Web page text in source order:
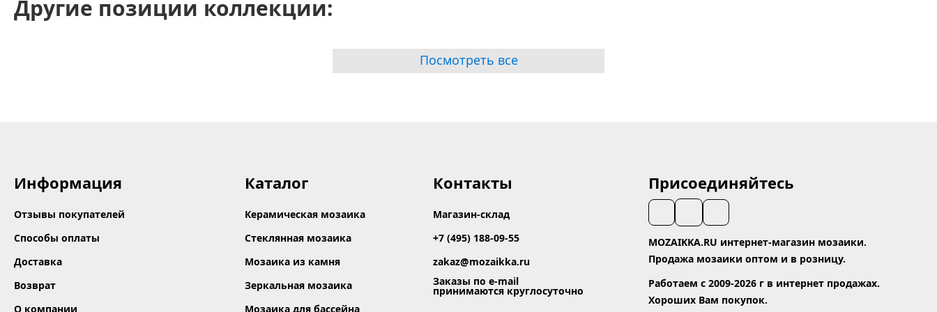
Другие позиции коллекции:
Посмотреть все
Информация
Отзывы покупателей
Способы оплаты
Доставка
Возврат
О компании
Каталог
Керамическая мозаика
Стеклянная мозаика
Мозаика из камня
Зеркальная мозаика
Мозаика для бассейна
Контакты
Магазин-склад
+7 (495) 188-09-55
zakaz@mozaikka.ru
Заказы по e-mail
принимаются круглосуточно
Присоединяйтесь
MOZAIKKA.RU интернет-магазин мозаики.
Продажа мозаики оптом и в розницу.
Работаем с 2009-2026 г в интернет продажах.
Хороших Вам покупок.